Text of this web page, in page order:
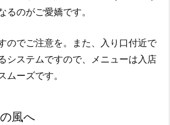
るのがご愛嬌です。
のでご注意を。また、入り口付近で
システムですので、メニューは入店
ムーズです。
風へ